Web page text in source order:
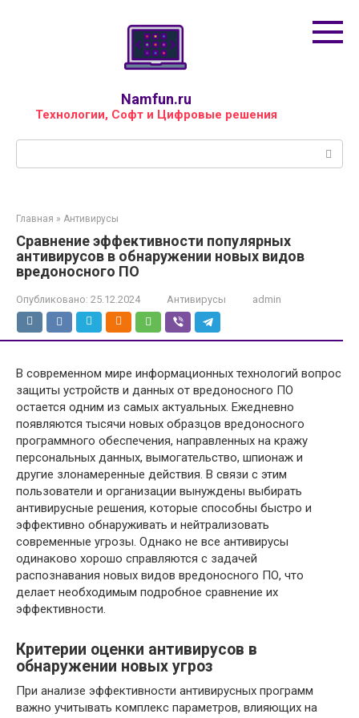
Namfun.ru
Технологии, Софт и Цифровые решения
Главная » Антивирусы
Сравнение эффективности популярных
антивирусов в обнаружении новых видов
вредоносного ПО
Опубликовано: 25.12.2024 Антивирусы admin
В современном мире информационных технологий вопрос
защиты устройств и данных от вредоносного ПО
остается одним из самых актуальных. Ежедневно
появляются тысячи новых образцов вредоносного
программного обеспечения, направленных на кражу
персональных данных, вымогательство, шпионаж и
другие злонамеренные действия. В связи с этим
пользователи и организации вынуждены выбирать
антивирусные решения, которые способны быстро и
эффективно обнаруживать и нейтрализовать
современные угрозы. Однако не все антивирусы
одинаково хорошо справляются с задачей
распознавания новых видов вредоносного ПО, что
делает необходимым подробное сравнение их
эффективности.
Критерии оценки антивирусов в
обнаружении новых угроз
При анализе эффективности антивирусных программ
важно учитывать комплекс параметров, влияющих на